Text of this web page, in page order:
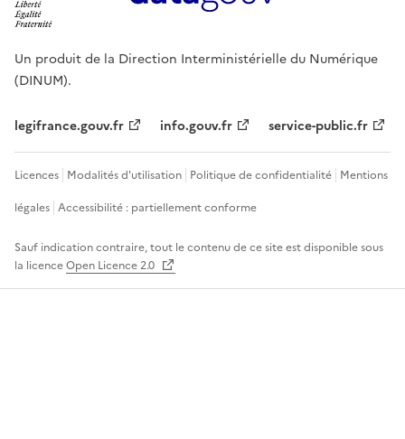
Un produit de la Direction Interministérielle du Numérique
(DINUM).
legifrance.gouv.fr info.gouv.fr service-public.fr
Licences Modalités d'utilisation Politique de confidentialité Mentions
légales Accessibilité : partiellement conforme
Sauf indication contraire, tout le contenu de ce site est disponible sous
la licenceOpen Licence 2.0